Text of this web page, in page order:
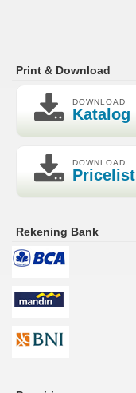
Print & Download
DOWNLOAD
Katalog
DOWNLOAD
Pricelist
Rekening Bank